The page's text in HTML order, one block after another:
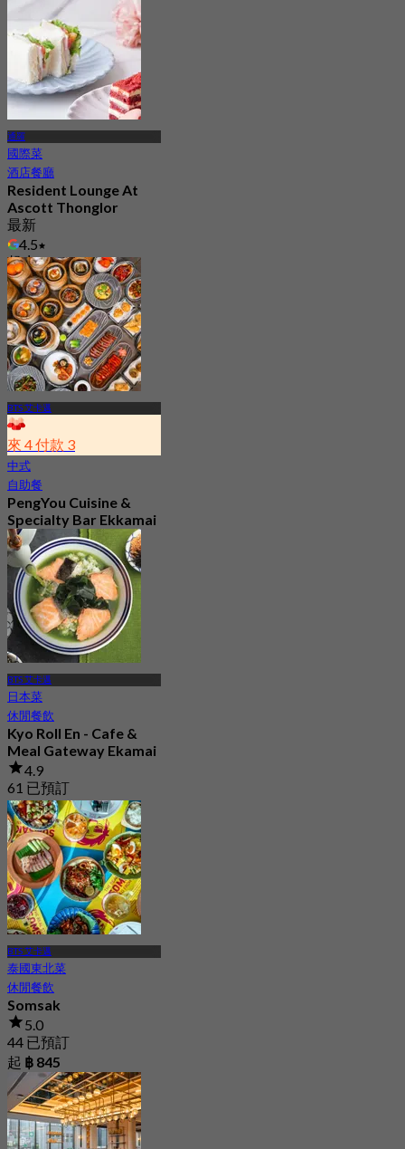
通羅
國際菜
酒店餐廳
Resident Lounge At
Ascott Thonglor
最新
4.5
起฿ 475
BTS 艾卡邁
來 4 付款 3
中式
自助餐
PengYou Cuisine &
Specialty Bar Ekkamai
4.7
2.5K 已預訂
起฿ 294.25
BTS 艾卡邁
日本菜
休閒餐飲
Kyo Roll En - Cafe &
Meal Gateway Ekamai
4.9
61 已預訂
起฿ 330
BTS 艾卡邁
泰國東北菜
休閒餐飲
Somsak
5.0
44 已預訂
起 ฿ 845